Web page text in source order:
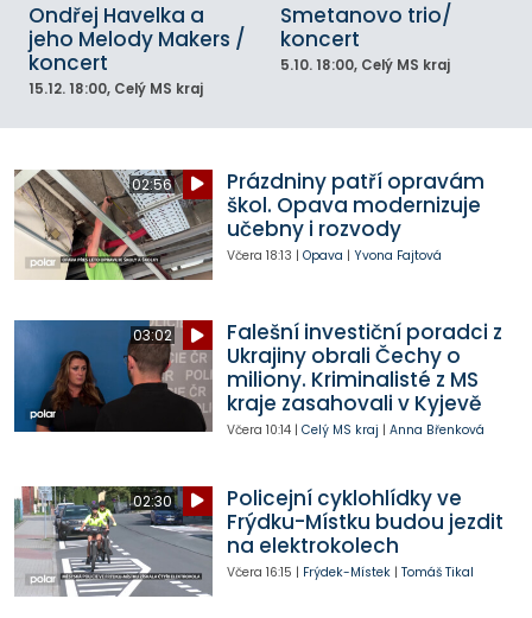
Ondřej Havelka a
jeho Melody Makers /
koncert
15.12. 18:00, Celý MS kraj
Smetanovo trio/
koncert
5.10. 18:00, Celý MS kraj
02:56
Prázdniny patří opravám
škol. Opava modernizuje
učebny i rozvody
Včera 18:13 | Opava | Yvona Fajtová
03:02
Falešní investiční poradci z
Ukrajiny obrali Čechy o
miliony. Kriminalisté z MS
kraje zasahovali v Kyjevě
Včera 10:14| Celý MS kraj | Anna Břenková
02:30
Policejní cyklohlídky ve
Frýdku-Místku budou jezdit
na elektrokolech
Včera 16:15 | Frýdek-Místek| Tomáš Tikal